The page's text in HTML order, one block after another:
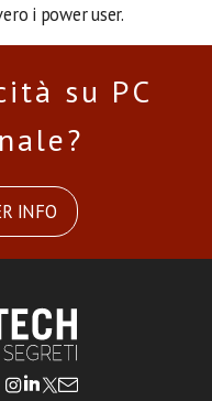
i power user.
su PC
INFO